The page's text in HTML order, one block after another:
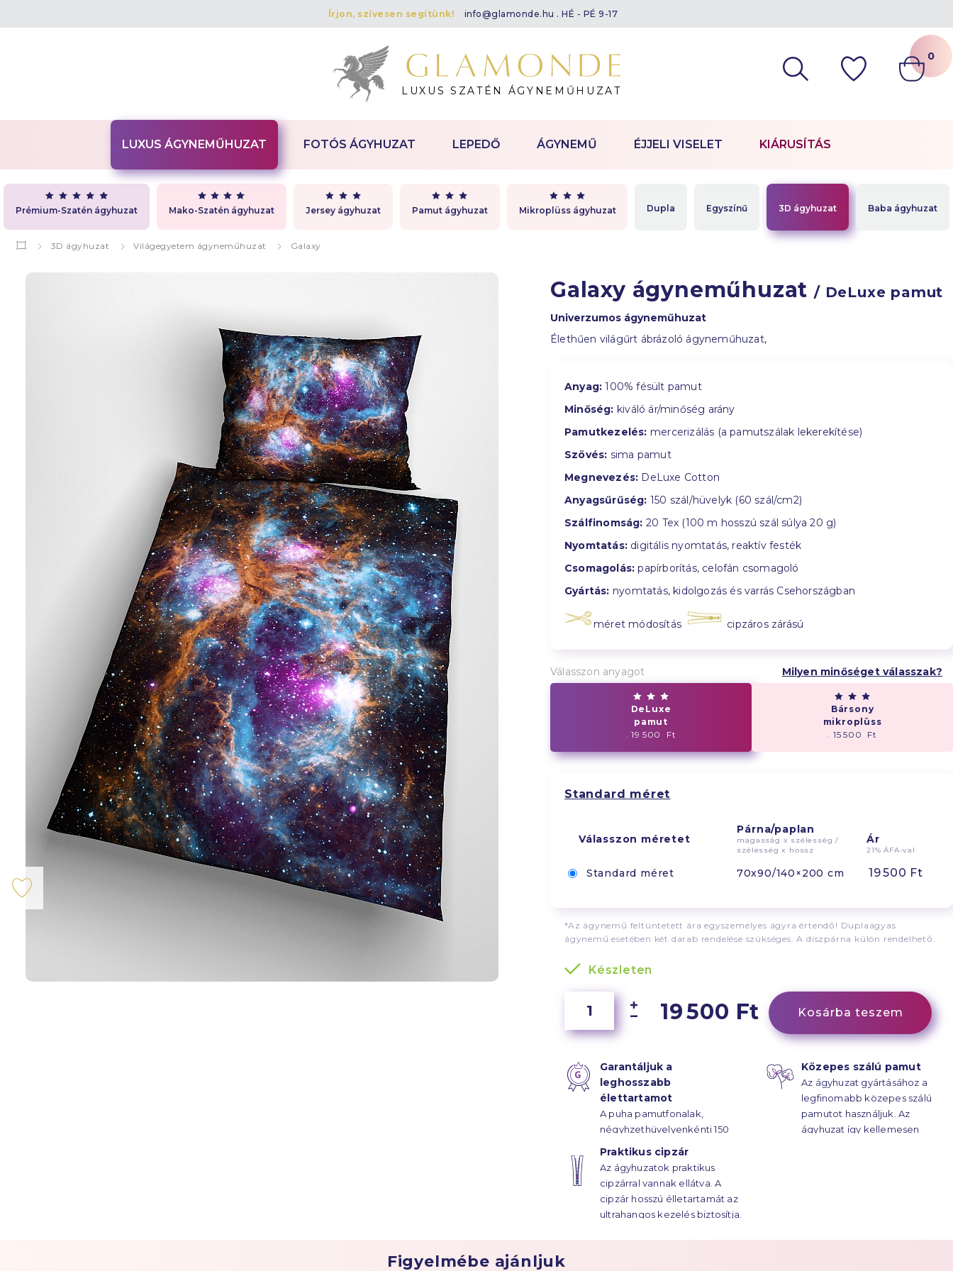
Írjon, szívesen segítünk! info@glamonde.hu . HÉ - PÉ 9-17
LUXUS SZATÉN ÁGYNEMŰHUZAT
0
LUXUS ÁGYNEMŰHUZAT
Prémium-Szatén ágyhuzat Mako-Szatén ágyhuzat Jersey ágyhuzat Pamut ágyhuzat Mikroplüss ágyhuzat Dupla Egyszínű 3D ágyhuzat Baba ágyhuzat
FOTÓS ÁGYHUZAT LEPEDŐ ÁGYNEMŰ ÉJJELI VISELET KIÁRUSÍTÁS
3D ágyhuzat Világegyetem ágyneműhuzat Galaxy
Galaxy ágyneműhuzat/ DeLuxe pamut
Univerzumos ágyneműhuzat
Élethűen világűrt ábrázoló ágyneműhuzat,
Anyag: 100% fésült pamut
Minőség: kiváló ár/minőség arány
Pamutkezelés: mercerizálás (a pamutszálak lekerekítése)
Szövés: sima pamut
Megnevezés: DeLuxe Cotton
Anyagsűrűség: 150 szál/hüvelyk (60 szál/cm2)
Szálfinomság: 20 Tex (100 m hosszú szál súlya 20 g)
Nyomtatás: digitális nyomtatás, reaktív festék
Csomagolás: papírborítás, celofán csomagoló
Gyártás: nyomtatás, kidolgozás és varrás Csehországban
méret módosítás cipzáros zárású
Válasszon anyagot Milyen minőséget válasszak?
DeLuxe
pamut
. 19 500 Ft
Bársony
mikroplüss
. 15 500 Ft
Standard méret
Válasszon méretet
Párna/paplan
magasság x szélesség /
szélesség x hossz
Ár
21% ÁFA-val
Standard méret 70x90/140×200 cm 19 500 Ft
*Az ágynemű feltüntetett ára egyszemélyes ágyra értendő! Duplaágyas
ágynemű esetében két darab rendelése szükséges. A díszpárna külön rendelhető.
Készleten
19 500 Ft Kosárba teszem
Garantáljuk a
leghosszabb
élettartamot
A puha pamutfonalak,
négyhzethüvelyenkénti 150
szál sűrűsségű kötésének
hála, az ágyhuzatok
élettartama évtizedekre
húzódik.
Közepes szálú pamut
Az ágyhuzat gyártásához a
legfinomabb közepes szálú
pamutot használjuk. Az
ágyhuzat így kellemesen
Praktikus cipzár
Az ágyhuzatok praktikus
cipzárral vannak ellátva. A
cipzár hosszú élletartamát az
ultrahangos kezelés biztosítja.
Figyelmébe ajánljuk